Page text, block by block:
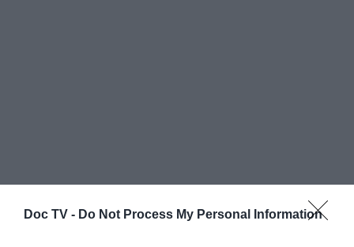
Doc TV - Do Not Process My Personal Information